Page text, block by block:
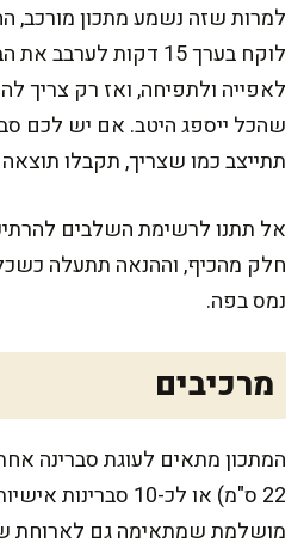
למרות שזה נשמע מתכון מורכב,
לאפייה ולתפיחה, ואז רק צריך
שהכל ייספג היטב. אם יש לכם
תתייצב כמו שצריך, תקבלו
אל תתנו לרשימת השלבים
חלק מהכיף, וההנאה תתעלה כשכל
נמס בפה.
מרכיבים
המתכון מתאים לעוגת סברינה
22 ס"מ) או לכ-10
מושלמת שמתאימה גם לארוחת